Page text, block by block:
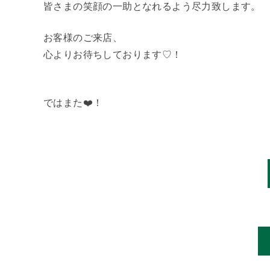
皆さまの笑顔の一助となれるよう尽力致します。
お客様のご来店、
心よりお待ちしております♡！
ではまた❤️！